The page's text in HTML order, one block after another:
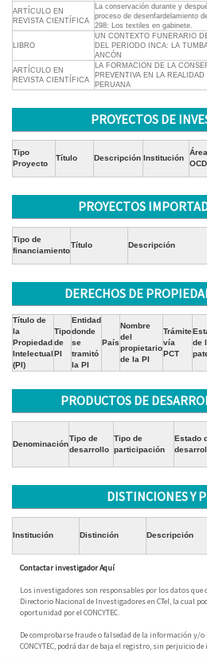
ARTÍCULO EN
REVISTA CIENTÍFICA
La conservación durante y
proceso de desenfardelamiento
298: Los textiles en gabinete.
LIBRO
UN CONTEXTO FUNERARIO
DEL PERIODO INCA: LA
ANCÓN
ARTÍCULO EN
REVISTA CIENTÍFICA
LA FORMACION DE LA
PREVENTIVA EN LA REALIDAD
PERUANA
PROYECTOS DE
Tipo
Proyecto
Título Descripción Institución
Área
PROYECTOS
Tipo de
financiamiento
Título Descripción
DERECHOS DE
Título de
la
Propiedad
Intelectual
(PI)
Tipo
de
PI
Entidad
donde
se
tramitó
la PI
País
Nombre
del
propietario
de la PI
Trámite
vía
PCT
de
PRODUCTOS DE
Denominación
Tipo de
desarrollo
Tipo de
participación
Estado
DISTINCIONES Y
Institución Distinción Descripción
Contactar investigador Aquí
Los investigadores son responsables por los datos que
Directorio Nacional de Investigadores en CTeI, la cual
oportunidad por el CONCYTEC.
De comprobarse fraude o falsedad de la información y/
CONCYTEC, podrá dar de baja el registro, sin perjuicio